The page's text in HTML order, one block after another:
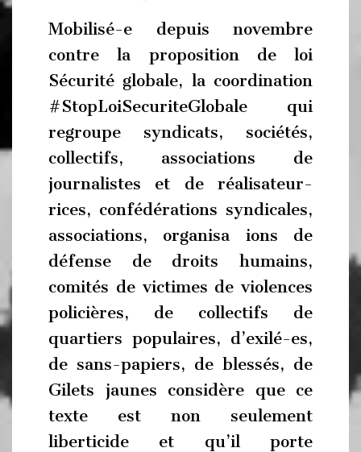
Mobilisé-e depuis novembre
contre la proposition de loi
Sécurité globale, la coordination
#StopLoiSecuriteGlobale qui
regroupe syndicats, sociétés,
collectifs, associations de
journalistes et de réalisateur-
rices, confédérations syndicales,
associations, organisa ions de
défense de droits humains,
comités de victimes de violences
policières, de collectifs de
quartiers populaires, d’exilé-es,
de sans-papiers, de blessés, de
Gilets jaunes considère que ce
texte est non seulement
liberticide et qu’il porte